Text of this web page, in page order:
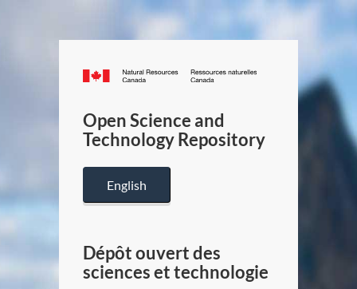
Canada.ca
/
Canada
Open Science and
Technology Repository
English
Dépôt ouvert des
sciences et technologie